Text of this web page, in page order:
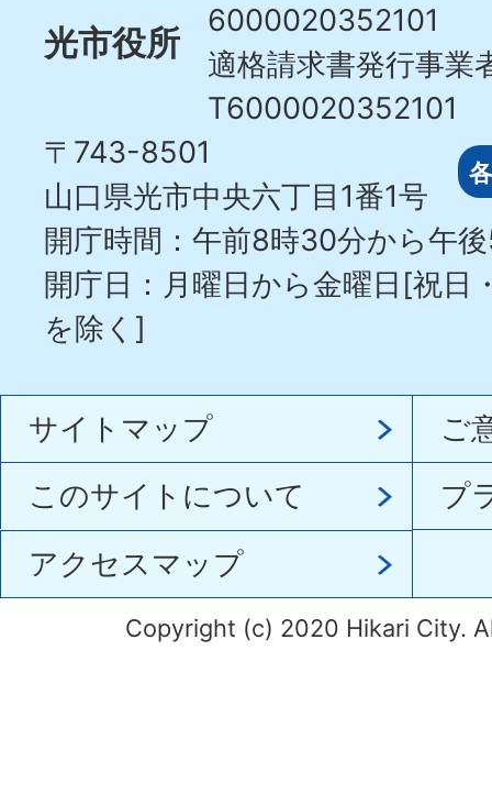
光市役所
6000020352101
適格請求書発行事業
T6000020352101
〒743-8501
山口県光市中央六丁目1番1号
開庁時間：午前8時30分から午
開庁日：月曜日から金曜日[祝日
を除く]
サイトマップ
ご
このサイトについて
プ
アクセスマップ
Copyright (c) 2020 Hikari City.